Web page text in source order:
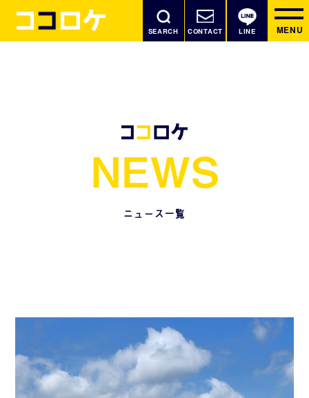
MENU
SEARCH CONTACT LINE
NEWS
ニュース一覧